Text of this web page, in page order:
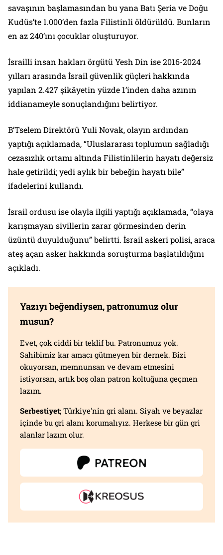
savaşının başlamasından bu yana Batı Şeria ve Doğu
Kudüs’te 1.000’den fazla Filistinli öldürüldü. Bunların
en az 240’ını çocuklar oluşturuyor.
İsrailli insan hakları örgütü Yesh Din ise 2016-2024
yılları arasında İsrail güvenlik güçleri hakkında
yapılan 2.427 şikâyetin yüzde 1’inden daha azının
iddianameyle sonuçlandığını belirtiyor.
B’Tselem Direktörü Yuli Novak, olayın ardından
yaptığı açıklamada, “Uluslararası toplumun sağladığı
cezasızlık ortamı altında Filistinlilerin hayatı değersiz
hale getirildi; yedi aylık bir bebeğin hayatı bile”
ifadelerini kullandı.
İsrail ordusu ise olayla ilgili yaptığı açıklamada, “olaya
karışmayan sivillerin zarar görmesinden derin
üzüntü duyulduğunu” belirtti. İsrail askeri polisi, araca
ateş açan asker hakkında soruşturma başlatıldığını
açıkladı.
Yazıyı beğendiysen, patronumuz olur
musun?
Evet, çok ciddi bir teklif bu. Patronumuz yok.
Sahibimiz kar amacı gütmeyen bir dernek. Bizi
okuyorsan, memnunsan ve devam etmesini
istiyorsan, artık boş olan patron koltuğuna geçmen
lazım.
Serbestiyet; Türkiye'nin gri alanı. Siyah ve beyazlar
içinde bu gri alanı korumalıyız. Herkese bir gün gri
alanlar lazım olur.